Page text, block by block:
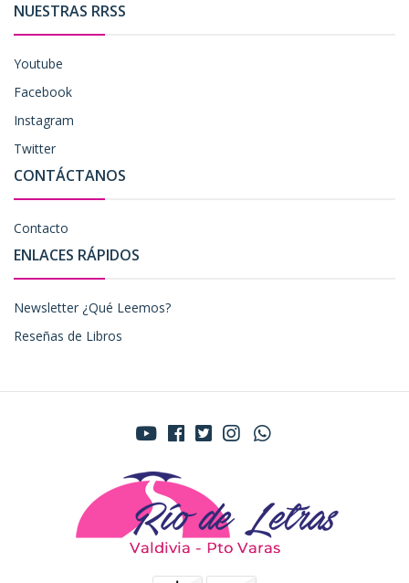
NUESTRAS RRSS
Youtube
Facebook
Instagram
Twitter
CONTÁCTANOS
Contacto
ENLACES RÁPIDOS
Newsletter ¿Qué Leemos?
Reseñas de Libros